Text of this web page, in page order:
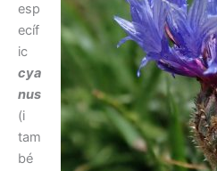
esp
ecíf
ic
cya
nus
(i
tam
bé